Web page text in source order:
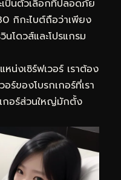
ป็นตัวเลือกที่ปลอดภัย
กิกะไบต์ถือว่าเพียง
โดวส์และโปรแกรม
น่งเซิร์ฟเวอร์ เราต้อง
ร์ของโบรกเกอร์ที่เรา
กอร์ส่วนใหญ่มักตั้ง